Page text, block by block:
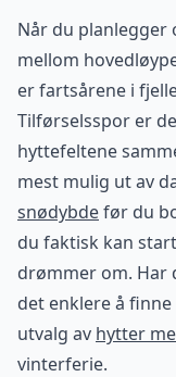
Når du planlegger
mellom
er fartsårene i
Tilførselsspor er
hyttefeltene
mest mulig ut av
snødybdefør du
du faktisk kan
drømmer om. Har
det enklere å
utvalg av hytter
vinterferie.